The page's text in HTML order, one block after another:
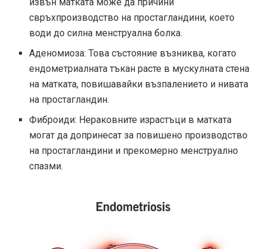
свръхпроизводство на простагландини, което
води до силна менструална болка.
Аденомиоза: Това състояние възниква, когато
ендометриалната тъкан расте в мускулната стена
на матката, повишавайки възпалението и нивата
на простагландин.
Фиброиди: Нераковните израстъци в матката
могат да допринесат за повишено производство
на простагландини и прекомерно менструално
спазми.